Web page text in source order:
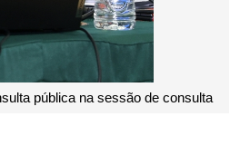
pública na sessão de consulta